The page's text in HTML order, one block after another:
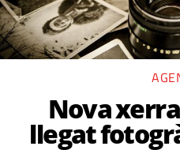
Nova
llegat